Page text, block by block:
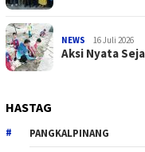
NEWS 16 Juli 2026
Aksi Nyata
HASTAG
PANGKALPINANG